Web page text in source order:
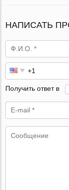
НАПИСАТЬ
Получить ответ в